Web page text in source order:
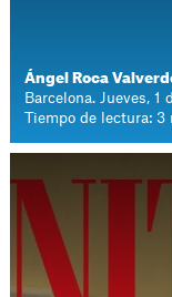
Ángel Roca
Barcelona. Jueves, 1
Tiempo de lectura: 3